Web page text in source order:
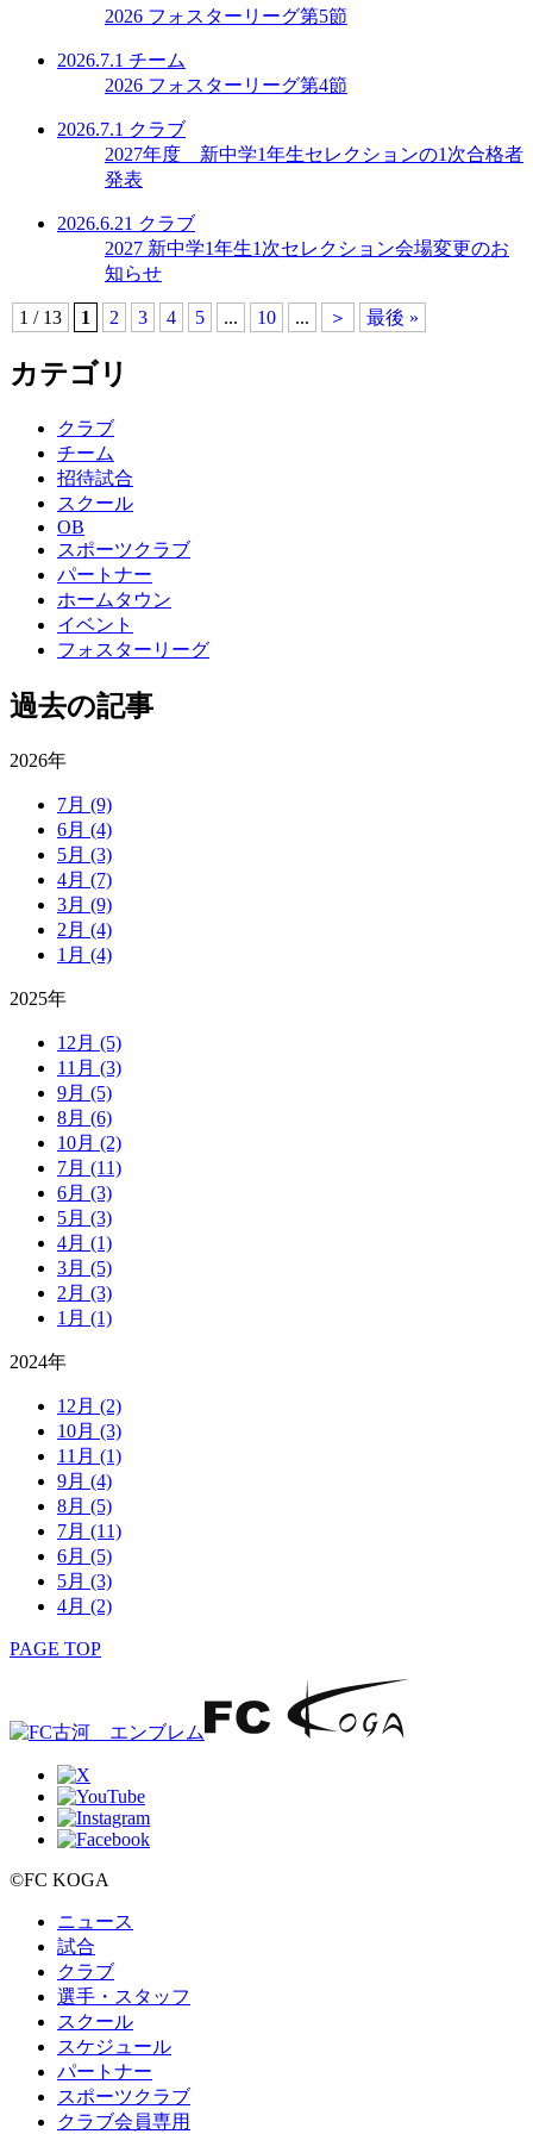
2026 フォスターリーグ第5節
2026.7.1 チーム
2026 フォスターリーグ第4節
2026.7.1 クラブ
2027年度 新中学1年生セレクションの1次合格者
発表
2026.6.21 クラブ
2027 新中学1年生1次セレクション会場変更のお
知らせ
1 / 13 1 2 3 4 5 ... 10 ... ＞ 最後 »
カテゴリ
クラブ
チーム
招待試合
スクール
OB
スポーツクラブ
パートナー
ホームタウン
イベント
フォスターリーグ
過去の記事
2026年
7月 (9)
6月 (4)
5月 (3)
4月 (7)
3月 (9)
2月 (4)
1月 (4)
2025年
12月 (5)
11月 (3)
9月 (5)
8月 (6)
10月 (2)
7月 (11)
6月 (3)
5月 (3)
4月 (1)
3月 (5)
2月 (3)
1月 (1)
2024年
12月 (2)
10月 (3)
11月 (1)
9月 (4)
8月 (5)
7月 (11)
6月 (5)
5月 (3)
4月 (2)
PAGE TOP
©FC KOGA
ニュース
試合
クラブ
選手・スタッフ
スクール
スケジュール
パートナー
スポーツクラブ
クラブ会員専用